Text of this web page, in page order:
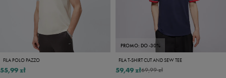
FILA POLO PAZZO
55,99 zł
PROMO: DO -30%
FILA T-SHIRT CUT AND SEW TEE
69,99 zł
59,49 zł